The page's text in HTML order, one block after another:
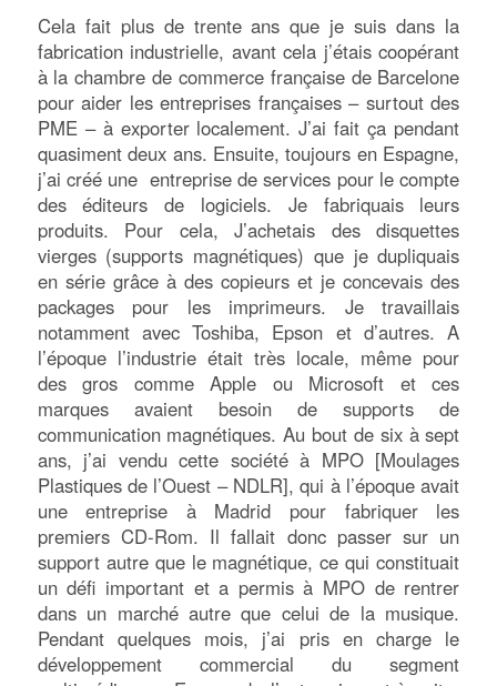
Cela fait plus de trente ans que je suis dans la
fabrication industrielle, avant cela j’étais coopérant
à la chambre de commerce française de Barcelone
pour aider les entreprises françaises – surtout des
PME – à exporter localement. J’ai fait ça pendant
quasiment deux ans. Ensuite, toujours en Espagne,
j’ai créé une entreprise de services pour le compte
des éditeurs de logiciels. Je fabriquais leurs
produits. Pour cela, J’achetais des disquettes
vierges (supports magnétiques) que je dupliquais
en série grâce à des copieurs et je concevais des
packages pour les imprimeurs. Je travaillais
notamment avec Toshiba, Epson et d’autres. A
l’époque l’industrie était très locale, même pour
des gros comme Apple ou Microsoft et ces
marques avaient besoin de supports de
communication magnétiques. Au bout de six à sept
ans, j’ai vendu cette société à MPO [Moulages
Plastiques de l’Ouest – NDLR], qui à l’époque avait
une entreprise à Madrid pour fabriquer les
premiers CD-Rom. Il fallait donc passer sur un
support autre que le magnétique, ce qui constituait
un défi important et a permis à MPO de rentrer
dans un marché autre que celui de la musique.
Pendant quelques mois, j’ai pris en charge le
développement commercial du segment